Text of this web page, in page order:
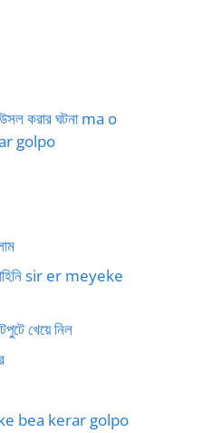
উসল করার ঘটনা ma o
golpo
sir er meyeke
খেয়ে নিল
ke bea kerar golpo